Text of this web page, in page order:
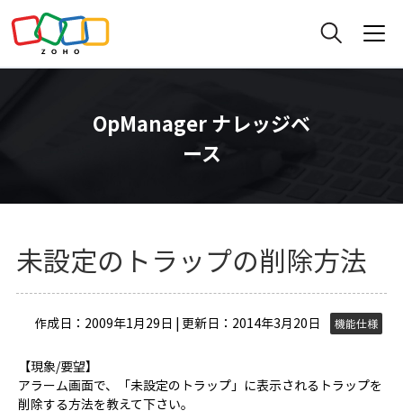
OpManager ナレッジベ
ース
未設定のトラップの削除方法
作成日：2009年1月29日 | 更新日：2014年3月20日 機能仕様
【現象/要望】
アラーム画面で、「未設定のトラップ」に表示されるトラップを
削除する方法を教えて下さい。